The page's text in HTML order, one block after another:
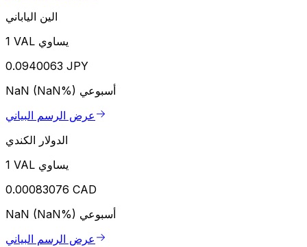
الين الياباني
1 VAL يساوي
0.0940063 JPY
NaN (NaN%) أسبوعي
عرض الرسم البياني
الدولار الكندي
1 VAL يساوي
0.00083076 CAD
NaN (NaN%) أسبوعي
عرض الرسم البياني